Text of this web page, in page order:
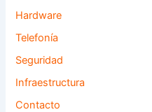
Hardware
Telefonía
Seguridad
Infraestructura
Contacto